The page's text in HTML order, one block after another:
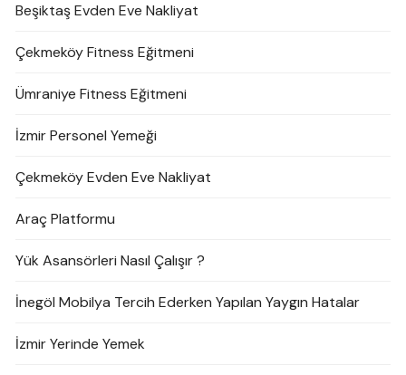
Beşiktaş Evden Eve Nakliyat
Çekmeköy Fitness Eğitmeni
Ümraniye Fitness Eğitmeni
İzmir Personel Yemeği
Çekmeköy Evden Eve Nakliyat
Araç Platformu
Yük Asansörleri Nasıl Çalışır ?
İnegöl Mobilya Tercih Ederken Yapılan Yaygın Hatalar
İzmir Yerinde Yemek